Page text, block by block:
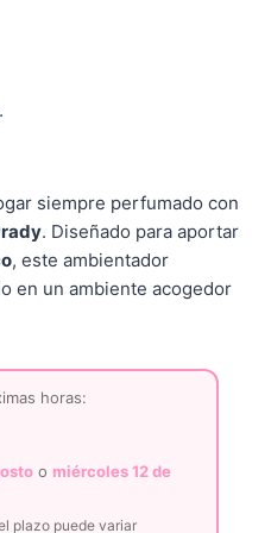
.
siempre perfumado con
. Diseñado para aportar
, este ambientador
en un ambiente acogedor
horas:
o miércoles 12 de
plazo puede variar